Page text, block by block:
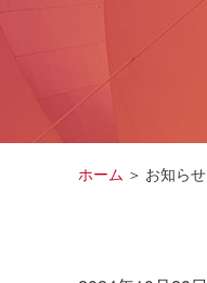
ホーム お知らせ